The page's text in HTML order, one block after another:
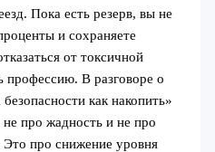
Пока есть резерв, вы не
и сохраняете
от токсичной
профессию. В разговоре о
как накопить»
не про жадность и не про
Это про снижение уровня